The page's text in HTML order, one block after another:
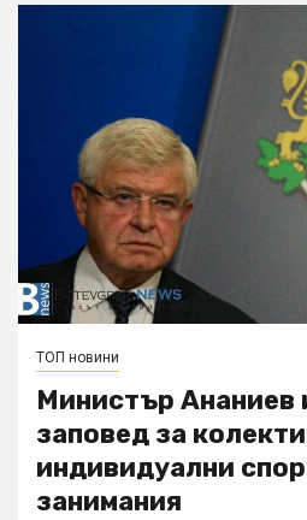
ТОП новини
Министър Ананиев
заповед за
индивидуални
занимания